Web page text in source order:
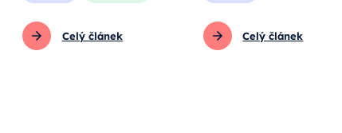
Celý článek Celý článek